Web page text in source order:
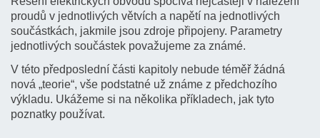
proudů v jednotlivých větvích a napětí na jednotlivých
součástkách, jakmile jsou zdroje připojeny. Parametry
jednotlivých součástek považujeme za známé.
V této předposlední části kapitoly nebude téměř žádná
nová „teorie“, vše podstatné už známe z předchozího
výkladu. Ukážeme si na několika příkladech, jak tyto
poznatky používat.